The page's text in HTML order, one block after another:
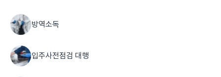
방역소독
입주사전점검 대행